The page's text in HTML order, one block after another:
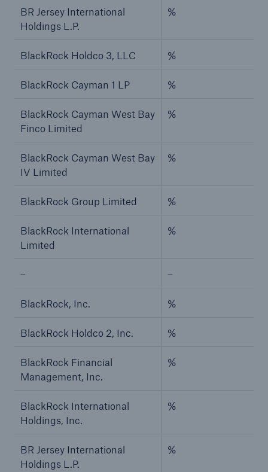
BR Jersey International
Holdings L.P.
%
BlackRock Holdco 3, LLC %
BlackRock Cayman 1 LP %
BlackRock Cayman West Bay
Finco Limited
%
BlackRock Cayman West Bay
IV Limited
%
BlackRock Group Limited %
BlackRock International
Limited
%
– –
BlackRock, Inc. %
BlackRock Holdco 2, Inc. %
BlackRock Financial
Management, Inc.
%
BlackRock International
Holdings, Inc.
%
BR Jersey International
Holdings L.P.
%